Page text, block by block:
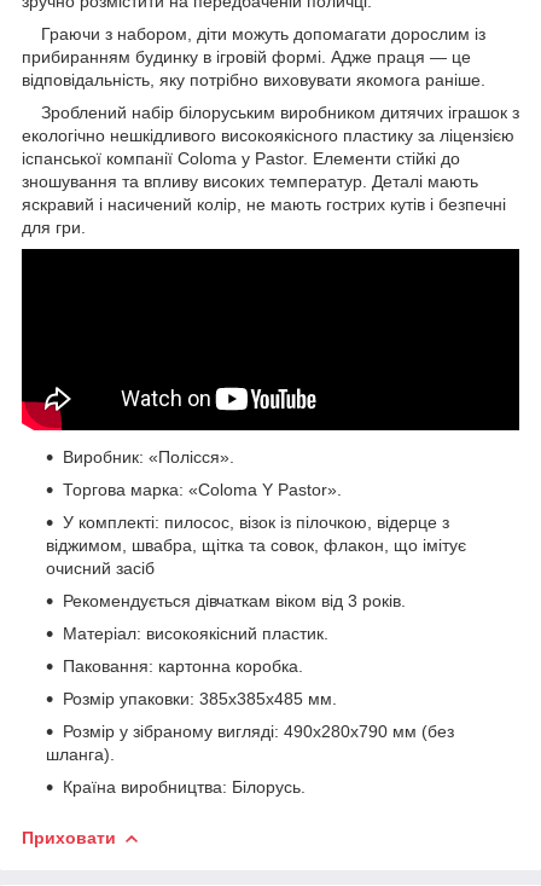
Граючи з набором, діти можуть допомагати дорослим із
прибиранням будинку в ігровій формі. Адже праця — це
відповідальність, яку потрібно виховувати якомога раніше.
Зроблений набір білоруським виробником дитячих іграшок з
екологічно нешкідливого високоякісного пластику за ліцензією
іспанської компанії Coloma y Pastor. Елементи стійкі до
зношування та впливу високих температур. Деталі мають
яскравий і насичений колір, не мають гострих кутів і безпечні
для гри.
Виробник: «Полісся».
Торгова марка: «Coloma Y Pastor».
У комплекті: пилосос, візок із пілочкою, відерце з
віджимом, швабра, щітка та совок, флакон, що імітує
очисний засіб
Рекомендується дівчаткам віком від 3 років.
Матеріал: високоякісний пластик.
Паковання: картонна коробка.
Розмір упаковки: 385х385х485 мм.
Розмір у зібраному вигляді: 490х280х790 мм (без
шланга).
Країна виробництва: Білорусь.
Приховати